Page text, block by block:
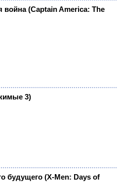
война(Captain America: The
3)
будущего (X-Men: Days of